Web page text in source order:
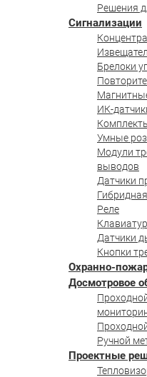
Решения
Сигнализации
Брелоки
ИК-
Умные
Модули
выводов
Датчики
Реле
Датчики
Кнопки
Охранно-
Досмотровое
Ручной
Проектные